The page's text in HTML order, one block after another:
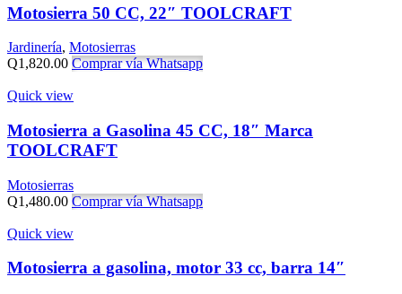
Motosierra 50 CC, 22″ TOOLCRAFT
Jardinería, Motosierras
Q1,820.00 Comprar vía Whatsapp
Quick view
Motosierra a Gasolina 45 CC, 18″ Marca
TOOLCRAFT
Motosierras
Q1,480.00 Comprar vía Whatsapp
Quick view
Motosierra a gasolina, motor 33 cc, barra 14″